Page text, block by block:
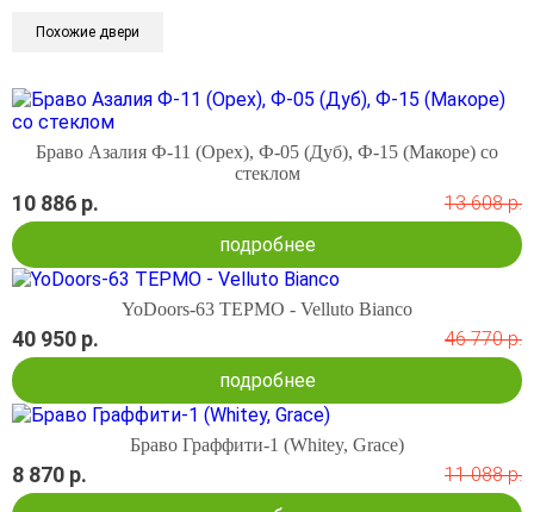
Похожие двери
Браво Азалия Ф-11 (Орех), Ф-05 (Дуб), Ф-15 (Макоре) со
стеклом
10 886 р.
13 608 р.
подробнее
YoDoors-63 ТЕРМО - Velluto Bianco
40 950 р.
46 770 р.
подробнее
Браво Граффити-1 (Whitey, Grace)
8 870 р.
11 088 р.